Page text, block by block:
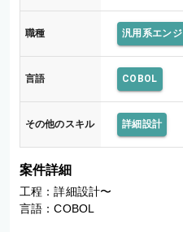
職種 汎用系エン
言語 COBOL
その他のスキル 詳細設計
案件詳細
工程：詳細設計〜
言語：COBOL